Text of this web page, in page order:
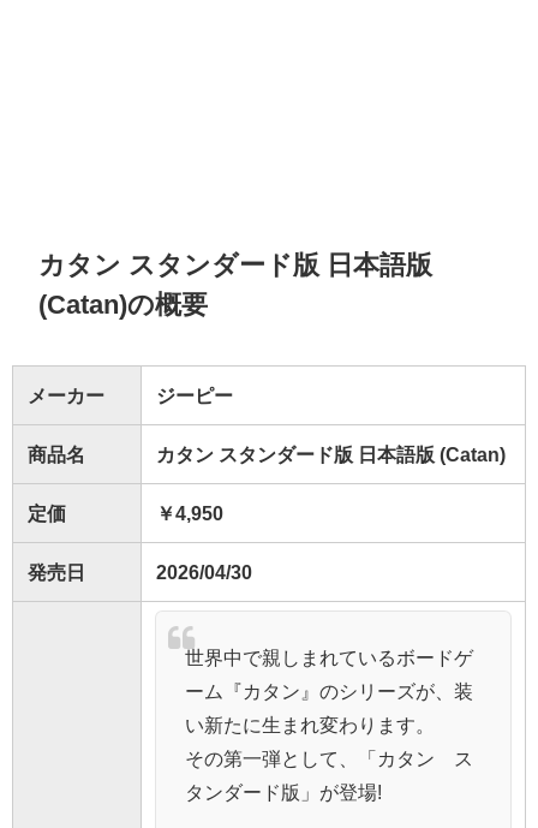
カタン スタンダード版 日本語版
(Catan)の概要
メーカー ジーピー
商品名 カタン スタンダード版 日本語版 (Catan)
定価 ￥4,950
発売日 2026/04/30
世界中で親しまれているボードゲ
ーム『カタン』のシリーズが、装
い新たに生まれ変わります。
その第一弾として、「カタン ス
タンダード版」が登場!